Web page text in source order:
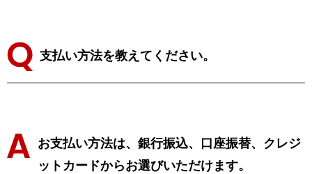
支払い方法を教えてください。
お支払い方法は、銀行振込、口座振替、クレジ
ットカードからお選びいただけます。